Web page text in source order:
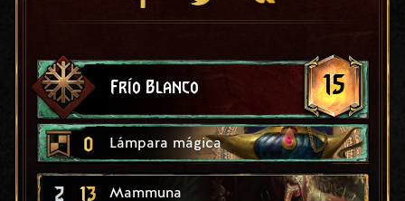
Frío Blanco 15
0 Lámpara mágica
2 13 Mammuna